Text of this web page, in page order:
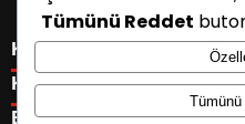
KATEGORİLER
Menü seçimi yapın. WP-
sayfasından menü eşleştirmesi
KISAYOLLAR
Menü seçimi yapın. WP-
E-BÜLTEN
Tümünü Reddet
Tümünü